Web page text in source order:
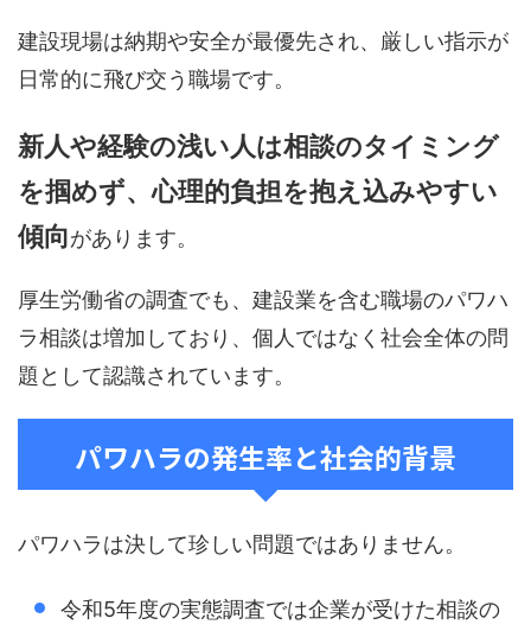
建設現場は納期や安全が最優先され、厳しい指示が
日常的に飛び交う職場です。
新人や経験の浅い人は相談のタイミング
を掴めず、心理的負担を抱え込みやすい
傾向があります。
厚生労働省の調査でも、建設業を含む職場のパワハ
ラ相談は増加しており、個人ではなく社会全体の問
題として認識されています。
パワハラの発生率と社会的背景
パワハラは決して珍しい問題ではありません。
令和5年度の実態調査では企業が受けた相談の